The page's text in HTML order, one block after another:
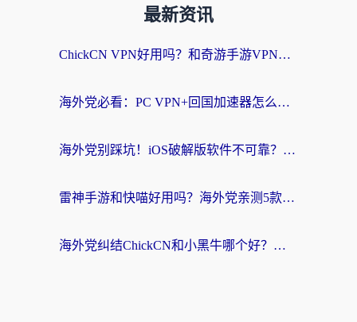
最新资讯
ChickCN VPN好用吗？和奇游手游VPN对比哪个回国效果更好？海外党亲测实用指南
海外党必看：PC VPN+回国加速器怎么选？无缝访问国内资源全攻略
海外党别踩坑！iOS破解版软件不可靠？教你选对回国加速器无缝看国内资源
雷神手游和快喵好用吗？海外党亲测5款回国加速器，附斧牛Bling对比+微信视频号解决办法
海外党纠结ChickCN和小黑牛哪个好？一篇帮你选对回国加速器的实用指南